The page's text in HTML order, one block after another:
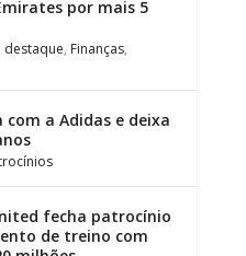
por mais 5
destaque, Finanças,
com a Adidas e deixa
fecha patrocínio
de treino com